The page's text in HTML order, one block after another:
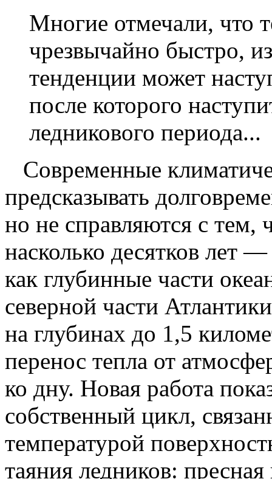
Многие отмечали, что
чрезвычайно быстро,
тенденции может
после которого
ледникового периода...
Современные
предсказывать
но не справляются с тем,
насколько десятков лет
как глубинные части
северной части
на глубинах до 1,5
перенос тепла от
ко дну. Новая работа
собственный цикл,
температурой
таяния ледников: